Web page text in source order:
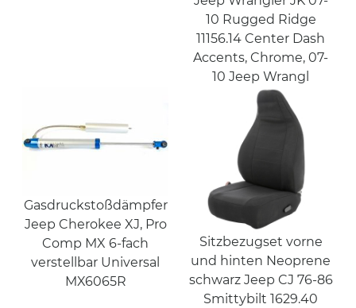
10 Rugged Ridge
11156.14 Center Dash
Accents, Chrome, 07-
10 Jeep Wrangl
Gasdruckstoßdämpfer
Jeep Cherokee XJ, Pro
Comp MX 6-fach
verstellbar Universal
MX6065R
Sitzbezugset vorne
und hinten Neoprene
schwarz Jeep CJ 76-86
Smittybilt 1629.40